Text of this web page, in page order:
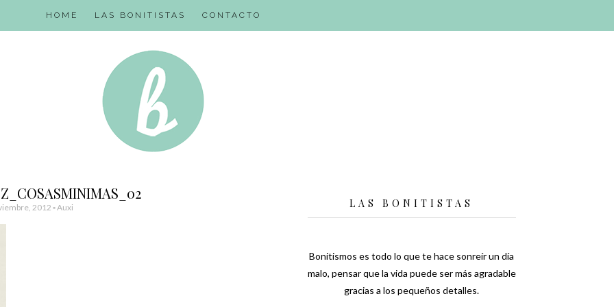
HOME LAS BONITISTAS CONTACTO
2012-Auxi LAS BONITISTAS
Bonitismos es todo lo que te hace sonreír un día
malo, pensar que la vida puede ser más agradable
gracias a los pequeños detalles.